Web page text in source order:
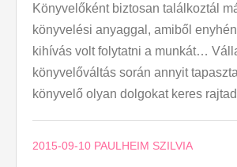
Könyvelőként biztosan találkoztál
könyvelési anyaggal, amiből
kihívás volt folytatni a munkát…
könyvelőváltás során annyit
könyvelő olyan dolgokat keres
2015-09-10 PAULHEIM SZILVIA